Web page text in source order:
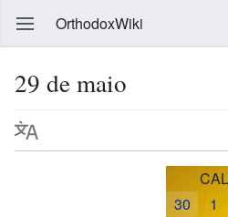
OrthodoxWiki
29 de maio
30
1